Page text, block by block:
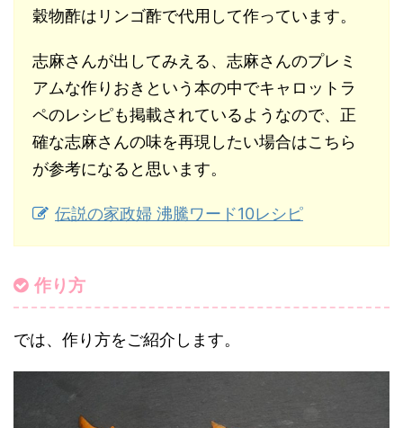
穀物酢はリンゴ酢で代用して作っています。
志麻さんが出してみえる、志麻さんのプレミ
アムな作りおきという本の中でキャロットラ
ペのレシピも掲載されているようなので、正
確な志麻さんの味を再現したい場合はこちら
が参考になると思います。
伝説の家政婦 沸騰ワード10レシピ
作り方
では、作り方をご紹介します。